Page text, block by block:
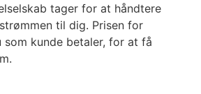
tager for at håndtere
til dig. Prisen for
kunde betaler, for at få